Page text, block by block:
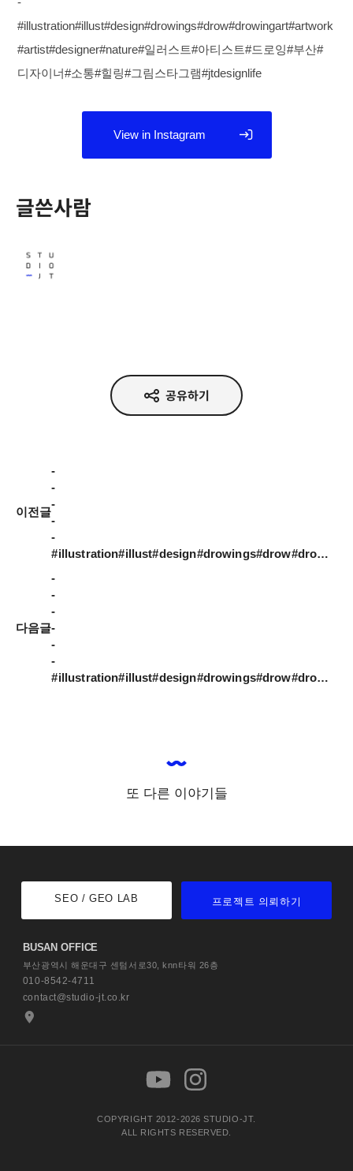
#illustration#illust#design#drowings#drow#drowingart#artwork
#artist#designer#nature#일러스트#아티스트#드로잉#부산#
디자이너#소통#힐링#그림스타그램#jtdesignlife
View in Instagram
글쓴사람
Studio JT
공유하기
이전글
-
-
-
-
-
#illustration#illust#design#drowings#drow#drowingart#artwork#artist#webdesigner#webdesignerlife#nature#일러스트#아티스트#드로잉#부산#디자이너#소통#힐링#그림스타그램#jtdesignlife
다음글
-
-
-
-
-
-
#illustration#illust#design#drowings#drow#drowingart#artwork#artist#webdesigner#designer#nature#일러스트#아티스트#드로잉#부산#디자이너#소통#힐링#그림스타그램#jtdesignlife
또 다른 이야기들
SEO / GEO LAB 프로젝트 의뢰하기
BUSAN OFFICE
부산광역시 해운대구 센텀서로30,knn타워 26층
010-8542-4711
contact@studio-jt.co.kr
COPYRIGHT 2012-2026 STUDIO-JT.
ALL RIGHTS RESERVED.